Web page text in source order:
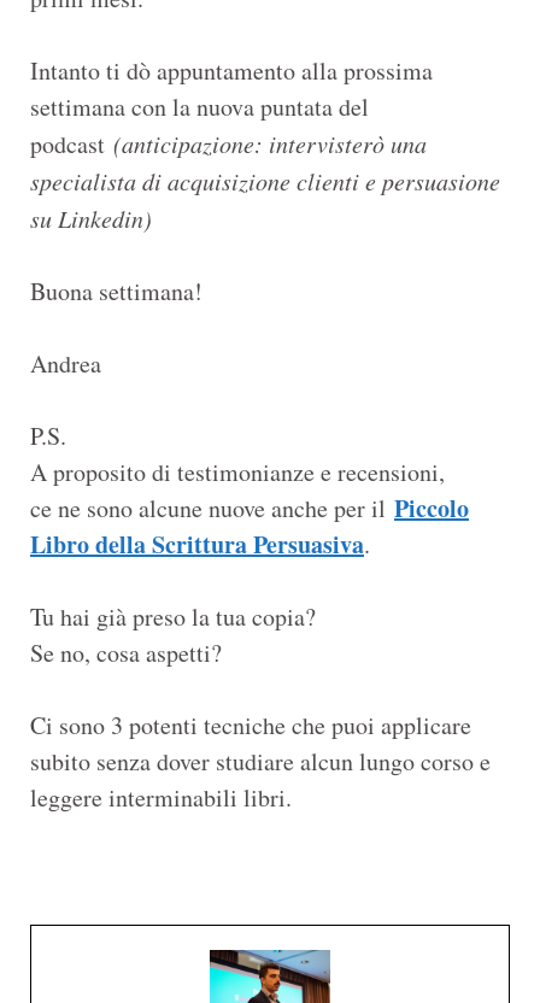
Intanto ti dò appuntamento alla prossima
settimana con la nuova puntata del
podcast (anticipazione: intervisterò una
specialista di acquisizione clienti e persuasione
su Linkedin)
Buona settimana!
Andrea
P.S.
A proposito di testimonianze e recensioni,
ce ne sono alcune nuove anche per il Piccolo
Libro della Scrittura Persuasiva.
Tu hai già preso la tua copia?
Se no, cosa aspetti?
Ci sono 3 potenti tecniche che puoi applicare
subito senza dover studiare alcun lungo corso e
leggere interminabili libri.